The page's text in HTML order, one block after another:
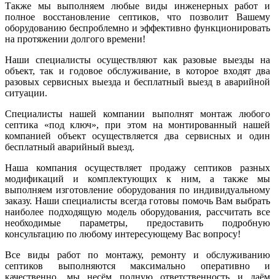
Также мы выполняем любые виды инженерных работ и
полное восстановление септиков, что позволит Вашему
оборудованию беспроблемно и эффективно функционировать
на протяжении долгого времени!
Наши специалисты осуществляют как разовые выезды на
объект, так и годовое обслуживание, в которое входят два
разовых сервисных выезда и бесплатный выезд в аварийной
ситуации.
Специалисты нашей компании выполнят монтаж любого
септика «под ключ», при этом на монтированный нашей
компанией объект осуществляется два сервисных и один
бесплатный аварийный выезд.
Наша компания осуществляет продажу септиков разных
модификаций и комплектующих к ним, а также мы
выполняем изготовление оборудования по индивидуальному
заказу. Наши специалисты всегда готовы помочь Вам выбрать
наиболее подходящую модель оборудования, рассчитать все
необходимые параметры, предоставить подробную
консультацию по любому интересующему Вас вопросу!
Все виды работ по монтажу, ремонту и обслуживанию
септиков выполняются максимально оперативно и
качественно, мы несём полную ответственность и даём